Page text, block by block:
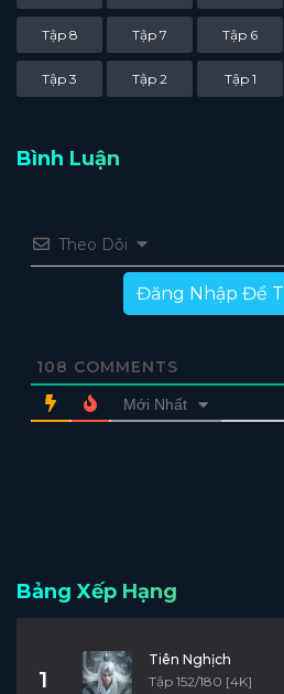
Tập 8 Tập 7 Tập 6
Tập 3 Tập 2 Tập 1
Bình Luận
Theo Dõi
Đăng Nhập Để
108 COMMENTS
Mới Nhất
Bảng Xếp Hạng
1
Tiên Nghịch
Tập 152/180 [4K]